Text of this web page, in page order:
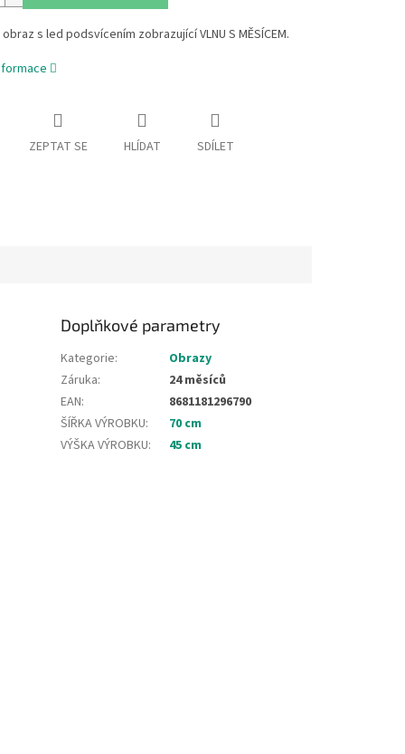
s led podsvícením zobrazující VLNU S MĚSÍCEM.
ZEPTAT SE HLÍDAT SDÍLET
Doplňkové parametry
Kategorie:
Obrazy
Záruka:
24 měsíců
EAN:
8681181296790
ŠÍŘKA VÝROBKU:
70 cm
VÝŠKA VÝROBKU: 45 cm